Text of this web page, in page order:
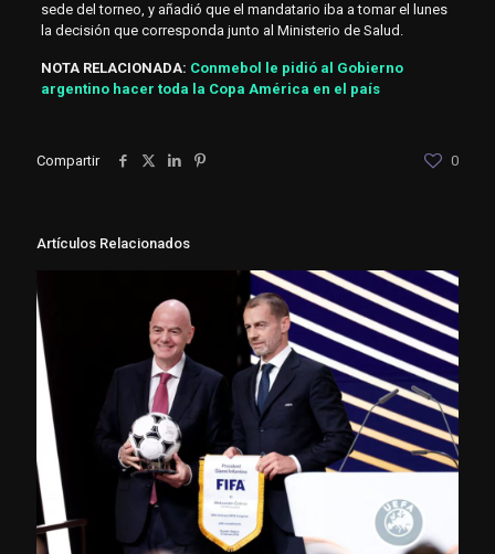
sede del torneo, y añadió que el mandatario iba a tomar el lunes
la decisión que corresponda junto al Ministerio de Salud.
NOTA RELACIONADA: Conmebol le pidió al Gobierno
argentino hacer toda la Copa América en el país
Compartir 0
Artículos Relacionados